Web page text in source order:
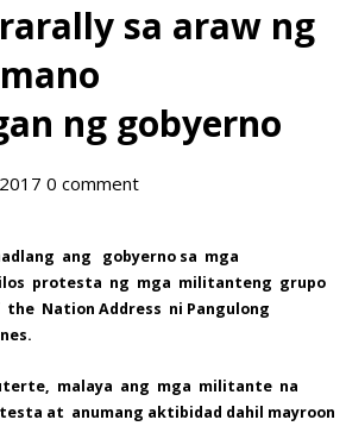
sa araw ng
ng gobyerno
0 comment
ang gobyerno sa mga
protesta ng mga militanteng grupo
Nation Address ni Pangulong
malaya ang mga militante na
at anumang aktibidad dahil mayroon